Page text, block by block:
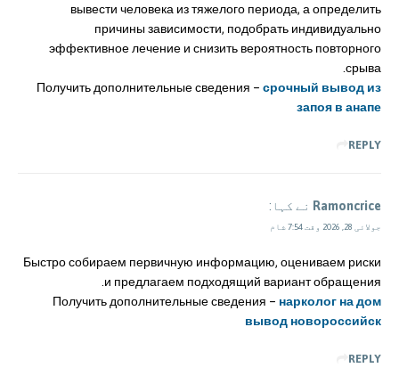
вывести человека из тяжелого периода, а определить
причины зависимости, подобрать индивидуально
эффективное лечение и снизить вероятность повторного
срыва.
Получить дополнительные сведения – срочный вывод из
запоя в анапе
REPLY
Ramoncrice نے کہا:
جولائی 28, 2026 وقت 7:54 شام
Быстро собираем первичную информацию, оцениваем риски
и предлагаем подходящий вариант обращения.
Получить дополнительные сведения – нарколог на дом
вывод новороссийск
REPLY